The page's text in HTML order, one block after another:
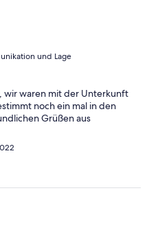
und Lage
wir waren mit der Unterkunft
noch ein mal in den
Grüßen aus